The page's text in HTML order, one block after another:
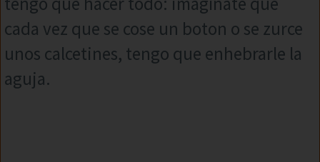
cada vez que se cose un boton o se zurce
unos calcetines, tengo que enhebrarle la
aguja.